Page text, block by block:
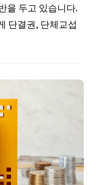
을 두고 있습니다.
단결권, 단체교섭